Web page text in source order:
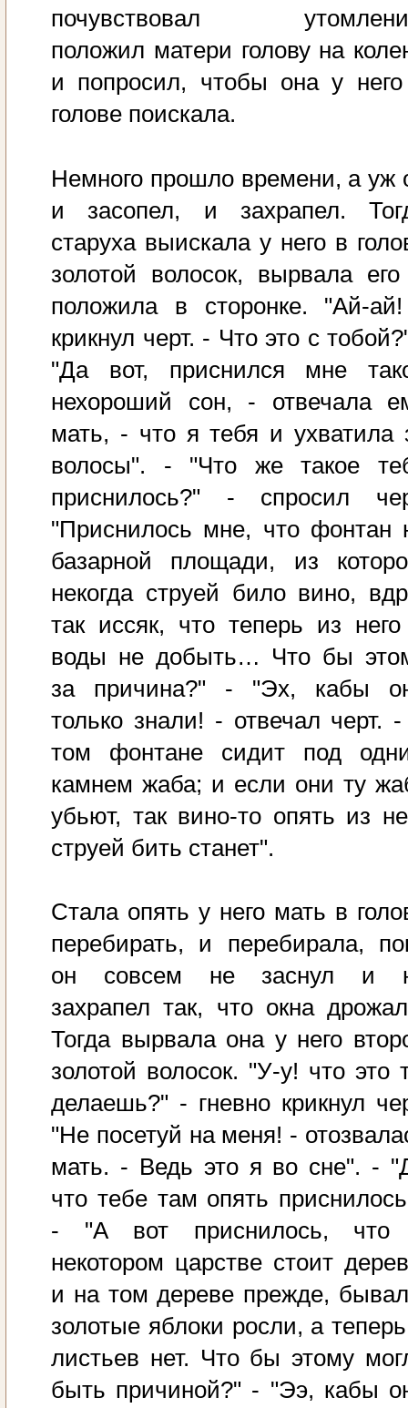
почувствовал
положил матери голову на
и попросил, чтобы она у
голове поискала.
Немного прошло времени, а уж
и засопел, и захрапел.
старуха выискала у него в
золотой волосок, вырвала
положила в сторонке. "Ай-
крикнул черт. - Что это с
"Да вот, приснился мне
нехороший сон, - отвечала
мать, - что я тебя и ухватила
волосы". - "Что же такое
приснилось?" - спросил
"Приснилось мне, что фонтан
базарной площади, из
некогда струей било вино,
так иссяк, что теперь из
воды не добыть… Что бы
за причина?" - "Эх, кабы
только знали! - отвечал черт.
том фонтане сидит под
камнем жаба; и если они ту
убьют, так вино-то опять из
струей бить станет".
Стала опять у него мать в
перебирать, и перебирала,
он совсем не заснул и
захрапел так, что окна
Тогда вырвала она у него
золотой волосок. "У-у! что это
делаешь?" - гневно крикнул
"Не посетуй на меня! -
мать. - Ведь это я во сне". -
что тебе там опять
- "А вот приснилось, что
некотором царстве стоит
и на том дереве прежде,
золотые яблоки росли, а
листьев нет. Что бы этому
быть причиной?" - "Ээ, кабы